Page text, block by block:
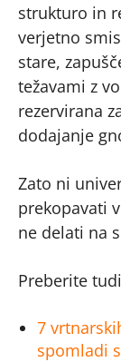
strukturo in
verjetno
stare,
težavami z
rezervirana
dodajanje
Zato ni
prekopavati
ne delati na
Preberite
7
spomladi